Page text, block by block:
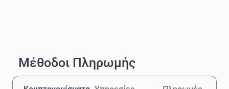
Μέθοδοι Πληρωμής